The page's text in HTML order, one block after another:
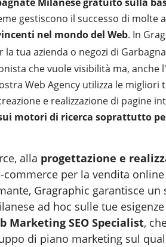
gestiscono il successo di molte
nel mondo del Web. In
la tua azienda o negozi di
che vuole visibilità ma, anche
Web Agency utilizza le migliori
e realizzazione di pagine
motori di ricerca soprattutto
alla progettazione e
commerce per la vendita
Gragraphic garantisce un
ad hoc sulle tue
Marketing SEO Specialist,
di piano marketing sul